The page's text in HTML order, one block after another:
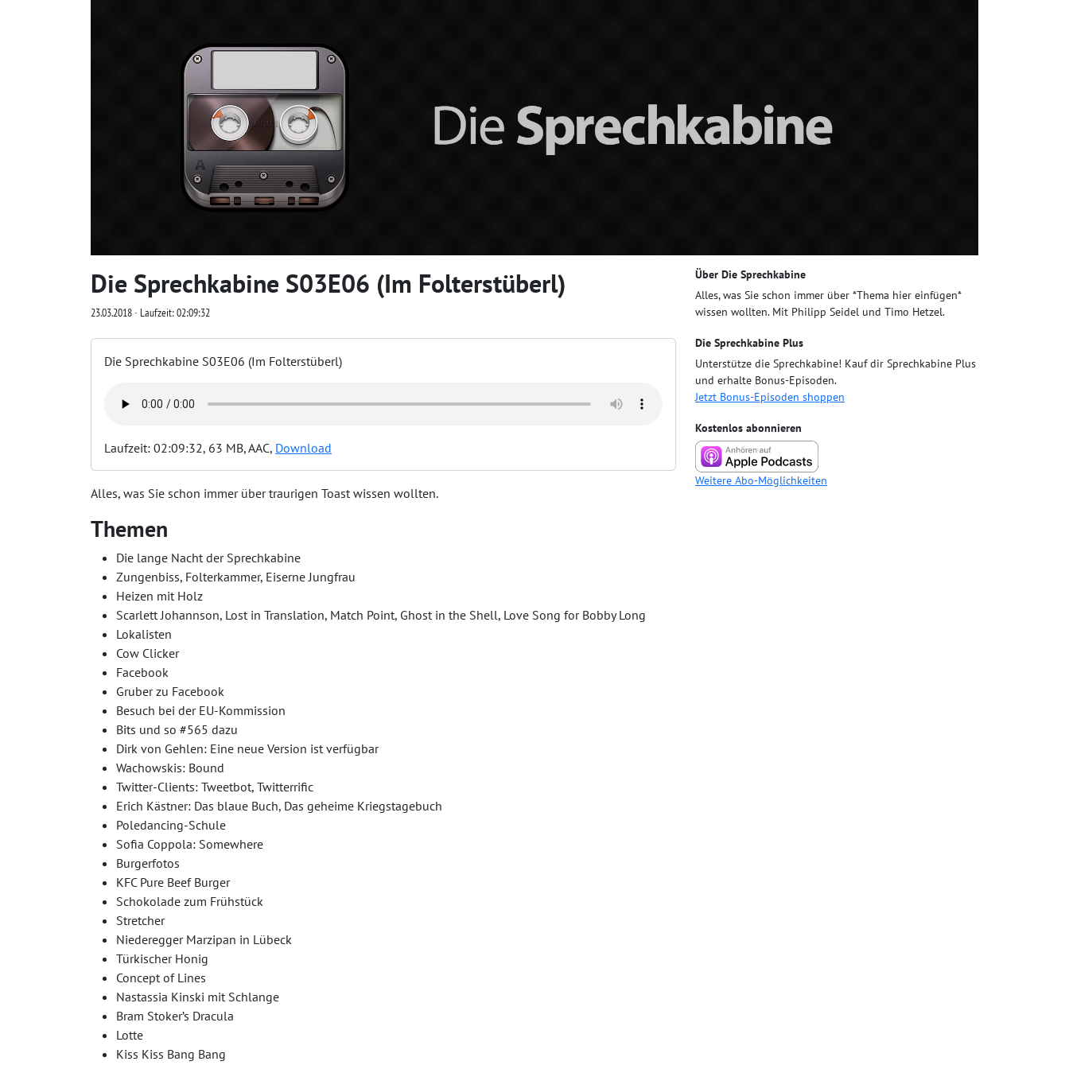
Die Sprechkabine S03E06 (Im Folterstüberl)
23.03.2018 ∙ Laufzeit: 02:09:32
Die Sprechkabine S03E06 (Im Folterstüberl)
Laufzeit: 02:09:32, 63 MB, AAC, Download
Alles, was Sie schon immer über traurigen Toast wissen wollten.
Themen
Die lange Nacht der Sprechkabine
Zungenbiss, Folterkammer, Eiserne Jungfrau
Heizen mit Holz
Scarlett Johannson, Lost in Translation, Match Point, Ghost in the Shell, Love Song for Bobby Long
Lokalisten
Cow Clicker
Facebook
Gruber zu Facebook
Besuch bei der EU-Kommission
Bits und so #565 dazu
Dirk von Gehlen: Eine neue Version ist verfügbar
Wachowskis: Bound
Twitter-Clients: Tweetbot, Twitterrific
Erich Kästner: Das blaue Buch, Das geheime Kriegstagebuch
Poledancing-Schule
Sofia Coppola: Somewhere
Burgerfotos
KFC Pure Beef Burger
Schokolade zum Frühstück
Stretcher
Niederegger Marzipan in Lübeck
Türkischer Honig
Concept of Lines
Nastassia Kinski mit Schlange
Bram Stoker’s Dracula
Lotte
Kiss Kiss Bang Bang
Über Die Sprechkabine
Alles, was Sie schon immer über *Thema hier einfügen*
wissen wollten. Mit Philipp Seidel und Timo Hetzel.
Die Sprechkabine Plus
Unterstütze die Sprechkabine! Kauf dir Sprechkabine Plus
und erhalte Bonus-Episoden.
Jetzt Bonus-Episoden shoppen
Kostenlos abonnieren
Weitere Abo-Möglichkeiten